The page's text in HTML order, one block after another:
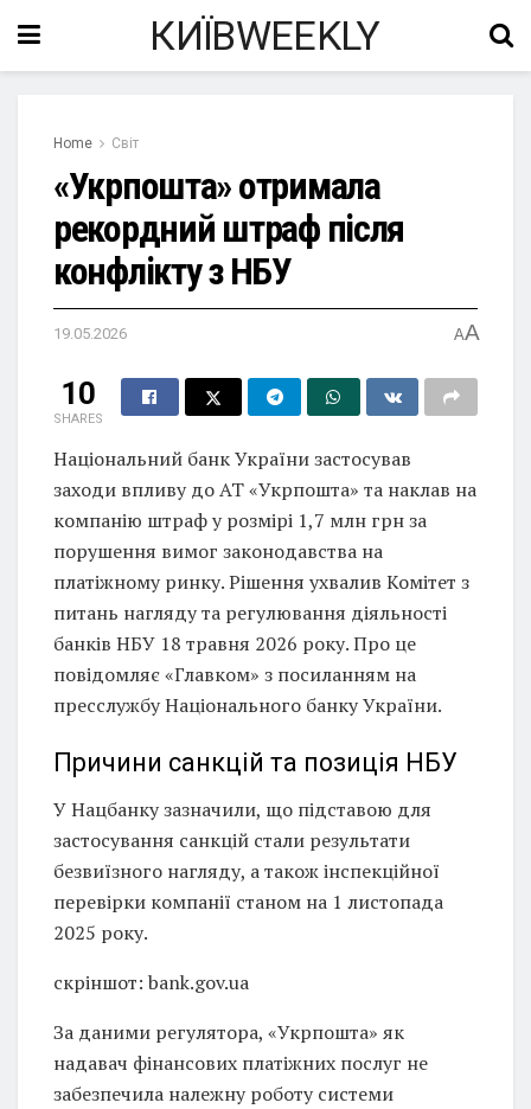
КИЇВWEEKLY
Home Світ
«Укрпошта» отримала
рекордний штраф після
конфлікту з НБУ
19.05.2026 AA
10
SHARES
Національний банк України застосував
заходи впливу до АТ «Укрпошта» та наклав на
компанію штраф у розмірі 1,7 млн грн за
порушення вимог законодавства на
платіжному ринку. Рішення ухвалив Комітет з
питань нагляду та регулювання діяльності
банків НБУ 18 травня 2026 року. Про це
повідомляє «Главком» з посиланням на
пресслужбу Національного банку України.
Причини санкцій та позиція НБУ
У Нацбанку зазначили, що підставою для
застосування санкцій стали результати
безвиїзного нагляду, а також інспекційної
перевірки компанії станом на 1 листопада
2025 року.
скріншот: bank.gov.ua
За даними регулятора, «Укрпошта» як
надавач фінансових платіжних послуг не
забезпечила належну роботу системи